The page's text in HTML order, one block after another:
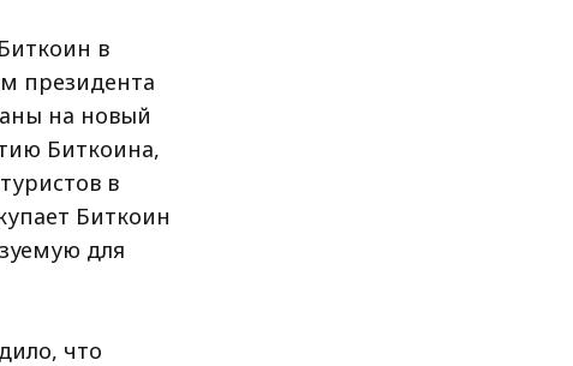
в
президента
на новый
Биткоина,
в
Биткоин
для
что